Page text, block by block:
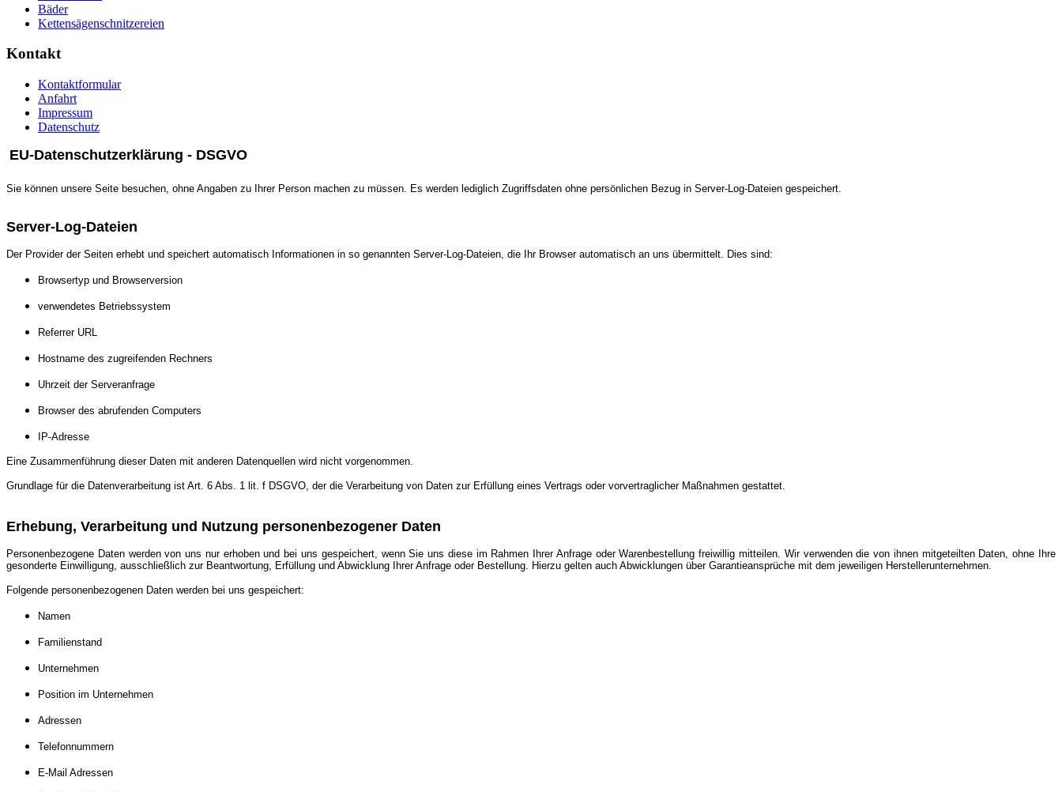
Bäder
Kettensägenschnitzereien
Kontakt
Kontaktformular
Anfahrt
Impressum
Datenschutz
EU-Datenschutzerklärung - DSGVO
Sie können unsere Seite besuchen, ohne Angaben zu Ihrer Person machen zu müssen. Es werden lediglich Zugriffsdaten ohne persönlichen Bezug in Server-Log-Dateien gespeichert.
Server-Log-Dateien
Der Provider der Seiten erhebt und speichert automatisch Informationen in so genannten Server-Log-Dateien, die Ihr Browser automatisch an uns übermittelt. Dies sind:
Browsertyp und Browserversion
verwendetes Betriebssystem
Referrer URL
Hostname des zugreifenden Rechners
Uhrzeit der Serveranfrage
Browser des abrufenden Computers
IP-Adresse
Eine Zusammenführung dieser Daten mit anderen Datenquellen wird nicht vorgenommen.
Grundlage für die Datenverarbeitung ist Art. 6 Abs. 1 lit. f DSGVO, der die Verarbeitung von Daten zur Erfüllung eines Vertrags oder vorvertraglicher Maßnahmen gestattet.
Erhebung, Verarbeitung und Nutzung personenbezogener Daten
Personenbezogene Daten werden von uns nur erhoben und bei uns gespeichert, wenn Sie uns diese im Rahmen Ihrer Anfrage oder Warenbestellung freiwillig mitteilen. Wir verwenden die von ihnen mitgeteilten Daten, ohne Ihre
gesonderte Einwilligung, ausschließlich zur Beantwortung, Erfüllung und Abwicklung Ihrer Anfrage oder Bestellung. Hierzu gelten auch Abwicklungen über Garantieansprüche mit dem jeweiligen Herstellerunternehmen.
Folgende personenbezogenen Daten werden bei uns gespeichert:
Namen
Familienstand
Unternehmen
Position im Unternehmen
Adressen
Telefonnummern
E-Mail Adressen